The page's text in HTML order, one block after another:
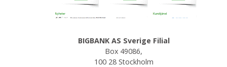
BIGBANK AS Sverige Filial
Box 49086,
100 28 Stockholm